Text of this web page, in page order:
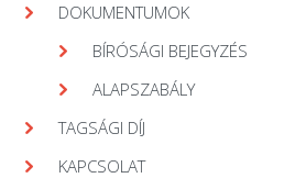
DOKUMENTUMOK
BÍRÓSÁGI BEJEGYZÉS
ALAPSZABÁLY
TAGSÁGI DÍJ
KAPCSOLAT